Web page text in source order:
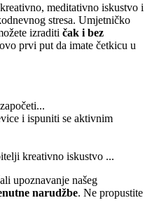
meditativno iskustvo i
stresa. Umjetničko
izraditi čak i bez
prvi put da imate četkicu u
i ispuniti se aktivnim
kreativno iskustvo ...
upoznavanje našeg
narudžbe. Ne propustite